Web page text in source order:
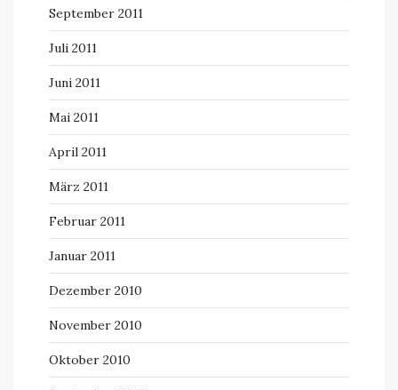
September 2011
Juli 2011
Juni 2011
Mai 2011
April 2011
März 2011
Februar 2011
Januar 2011
Dezember 2010
November 2010
Oktober 2010